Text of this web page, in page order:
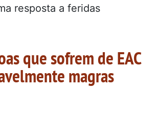
resposta a feridas
que sofrem de EAC
magras